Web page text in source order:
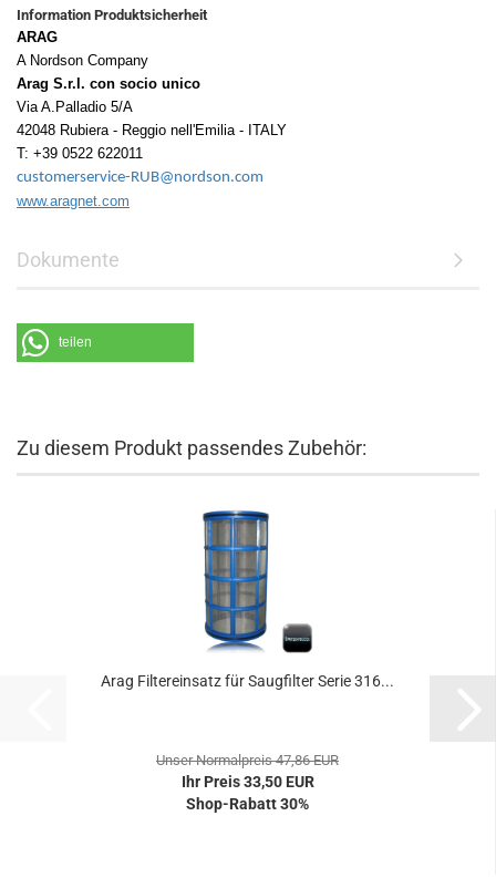
Information Produktsicherheit
ARAG
A Nordson Company
Arag S.r.l. con socio unico
Via A.Palladio 5/A
42048 Rubiera - Reggio nell'Emilia - ITALY
T: +39 0522 622011
customerservice-RUB@nordson.com
www.aragnet.com
Dokumente
teilen
Zu diesem Produkt passendes Zubehör:
Arag Filtereinsatz für Saugfilter Serie 316...
Unser Normalpreis 47,86 EUR
Ihr Preis 33,50 EUR
Shop-Rabatt 30%